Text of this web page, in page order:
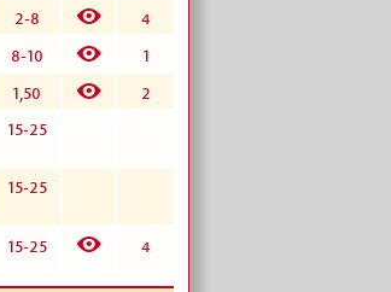
2-8 E 4
8-10 E 1
1,50 E 2
15-25
15-25
15-25 E 4